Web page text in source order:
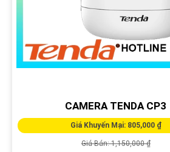
CAMERA TENDA CP3
Giá Khuyến Mại: 805,000 ₫
Giá Bán: 1,150,000 ₫